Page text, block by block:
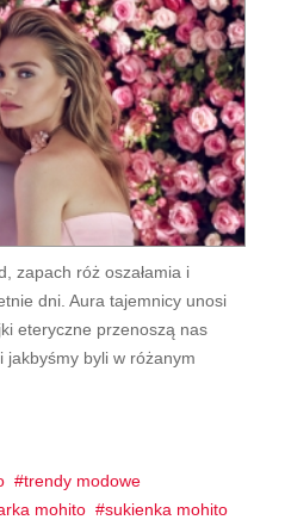
zapach róż oszałamia i
dni. Aura tajemnicy unosi
eteryczne przenoszą nas
jakbyśmy byli w różanym
trendy modowe
mohito
sukienka mohito